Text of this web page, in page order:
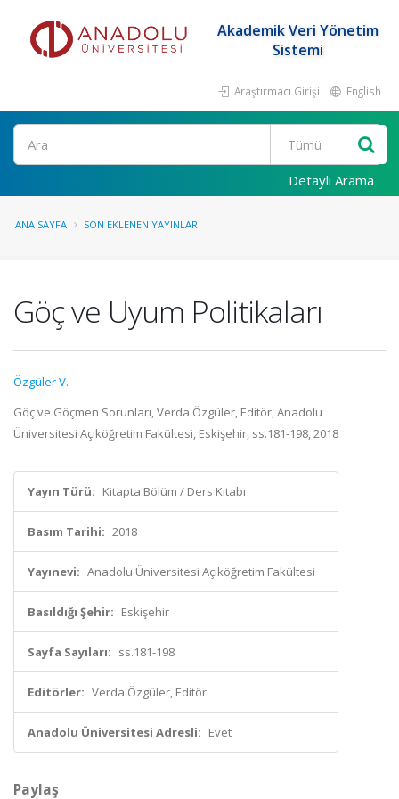
Akademik Veri Yönetim
Sistemi
Araştırmacı Girişi English
Ara
Detaylı Arama
ANA SAYFA SON EKLENEN YAYINLAR
Göç ve Uyum Politikaları
Özgüler V.
Göç ve Göçmen Sorunları, Verda Özgüler, Editör, Anadolu
Üniversitesi Açıköğretim Fakültesi, Eskişehir, ss.181-198, 2018
Yayın Türü: Kitapta Bölüm / Ders Kitabı
Basım Tarihi: 2018
Yayınevi: Anadolu Üniversitesi Açıköğretim Fakültesi
Basıldığı Şehir: Eskişehir
Sayfa Sayıları: ss.181-198
Editörler: Verda Özgüler, Editör
Anadolu Üniversitesi Adresli: Evet
Paylaş